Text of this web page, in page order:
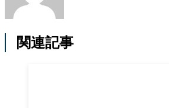
関連記事